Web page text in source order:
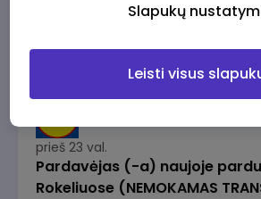
prieš 23 val.
Pardavėjas (-a) naujoje
Rokeliuose (NEMOKAMAS
Slapukų
Leisti visus